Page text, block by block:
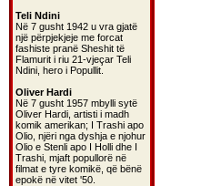
Teli Ndini
Në 7 gusht 1942 u vra gjatë
një përpjekjeje me forcat
fashiste pranë Sheshit të
Flamurit i riu 21-vjeçar Teli
Ndini, hero i Popullit.
Oliver Hardi
Në 7 gusht 1957 mbylli sytë
Oliver Hardi, artisti i madh
komik amerikan; I Trashi apo
Olio, njëri nga dyshja e njohur
Olio e Stenli apo I Holli dhe I
Trashi, mjaft popullorë në
filmat e tyre komikë, që bënë
epokë në vitet '50.